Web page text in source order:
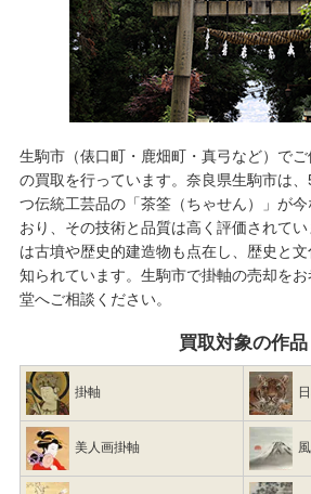
生駒市（俵口町・鹿畑町・真弓など）で
の買取を行っています。奈良県生駒市は
つ伝統工芸品の「茶筌（ちゃせん）」が
おり、その技術と品質は高く評価されて
は古墳や歴史的建造物も点在し、歴史と
知られています。生駒市で掛軸の売却を
堂へご相談ください。
買取対象の作品
掛軸
美人画掛軸